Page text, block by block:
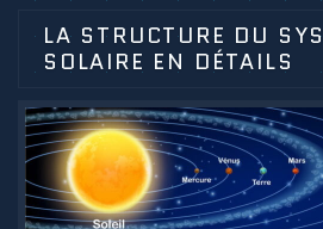
LA STRUCTURE DU
SOLAIRE EN DÉTAILS